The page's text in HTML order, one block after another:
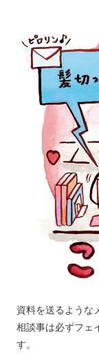
資料を送るような
相談事は必ずフェ
す。